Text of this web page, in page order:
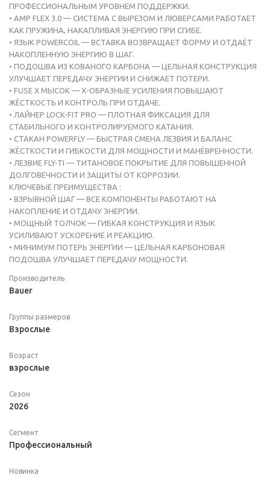
ПРОФЕССИОНАЛЬНЫМ УРОВНЕМ ПОДДЕРЖКИ.
• AMP FLEX 3.0 — СИСТЕМА С ВЫРЕЗОМ И ЛЮВЕРСАМИ РАБОТАЕТ
КАК ПРУЖИНА, НАКАПЛИВАЯ ЭНЕРГИЮ ПРИ СГИБЕ.
• ЯЗЫК POWERCOIL — ВСТАВКА ВОЗВРАЩАЕТ ФОРМУ И ОТДАЁТ
НАКОПЛЕННУЮ ЭНЕРГИЮ В ШАГ.
• ПОДОШВА ИЗ КОВАНОГО КАРБОНА — ЦЕЛЬНАЯ КОНСТРУКЦИЯ
УЛУЧШАЕТ ПЕРЕДАЧУ ЭНЕРГИИ И СНИЖАЕТ ПОТЕРИ.
• FUSE X МЫСОК — Х-ОБРАЗНЫЕ УСИЛЕНИЯ ПОВЫШАЮТ
ЖЁСТКОСТЬ И КОНТРОЛЬ ПРИ ОТДАЧЕ.
• ЛАЙНЕР LOCK-FIT PRO — ПЛОТНАЯ ФИКСАЦИЯ ДЛЯ
СТАБИЛЬНОГО И КОНТРОЛИРУЕМОГО КАТАНИЯ.
• СТАКАН POWERFLY — БЫСТРАЯ СМЕНА ЛЕЗВИЯ И БАЛАНС
ЖЁСТКОСТИ И ГИБКОСТИ ДЛЯ МОЩНОСТИ И МАНЁВРЕННОСТИ.
• ЛЕЗВИЕ FLY-TI — ТИТАНОВОЕ ПОКРЫТИЕ ДЛЯ ПОВЫШЕННОЙ
ДОЛГОВЕЧНОСТИ И ЗАЩИТЫ ОТ КОРРОЗИИ.
КЛЮЧЕВЫЕ ПРЕИМУЩЕСТВА :
• ВЗРЫВНОЙ ШАГ — ВСЕ КОМПОНЕНТЫ РАБОТАЮТ НА
НАКОПЛЕНИЕ И ОТДАЧУ ЭНЕРГИИ.
• МОЩНЫЙ ТОЛЧОК — ГИБКАЯ КОНСТРУКЦИЯ И ЯЗЫК
УСИЛИВАЮТ УСКОРЕНИЕ И РЕАКЦИЮ.
• МИНИМУМ ПОТЕРЬ ЭНЕРГИИ — ЦЕЛЬНАЯ КАРБОНОВАЯ
ПОДОШВА УЛУЧШАЕТ ПЕРЕДАЧУ МОЩНОСТИ.
Производитель
Bauer
Группы размеров
Взрослые
Возраст
взрослые
Сезон
2026
Сегмент
Профессиональный
Новинка